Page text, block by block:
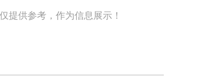
提供参考，作为信息展示！